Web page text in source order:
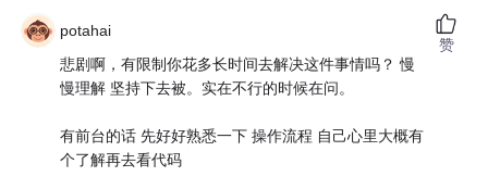
potahai
悲剧啊，有限制你花多长时间去解决这件事情吗？ 慢
慢理解 坚持下去被。实在不行的时候在问。
有前台的话 先好好熟悉一下 操作流程 自己心里大概有
个了解再去看代码
赞